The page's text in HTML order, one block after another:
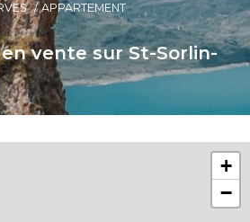
APPARTEMENT
vente sur St-Sorlin-
+
−